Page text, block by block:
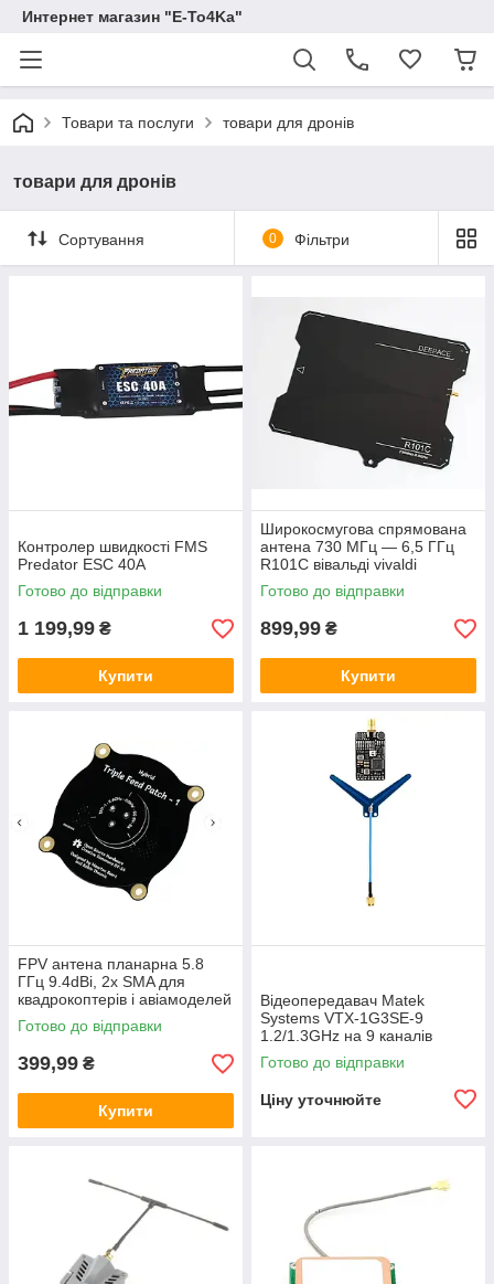
Интернет магазин "E-To4Ka"
Товари та послуги товари для дронів
товари для дронів
Сортування 0 Фільтри
Контролер швидкості FMS
Predator ESC 40A
Готово до відправки
1 199,99 ₴
Купити
Широкосмугова спрямована
антена 730 МГц — 6,5 ГГц
R101C вівальді vivaldi
Готово до відправки
899,99 ₴
Купити
FPV антена планарна 5.8
ГГц 9.4dBi, 2х SMA для
квадрокоптерів і авіамоделей
Готово до відправки
399,99 ₴
Купити
Відеопередавач Matek
Systems VTX-1G3SE-9
1.2/1.3GHz на 9 каналів
Готово до відправки
Ціну уточнюйте